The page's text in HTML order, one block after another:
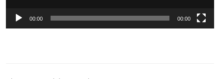
00:00 00:00